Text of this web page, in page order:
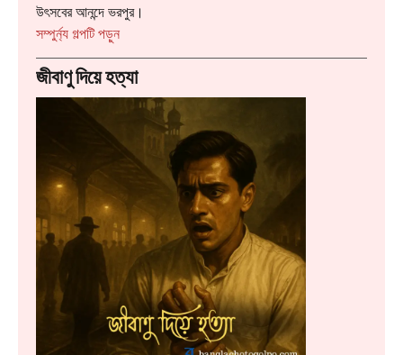
উৎসবের আনন্দে ভরপুর।
সম্পুর্ন্য গল্পটি পড়ুন:
বরফ-
হাঁসের
উপহার
জীবাণু দিয়ে হত্যা